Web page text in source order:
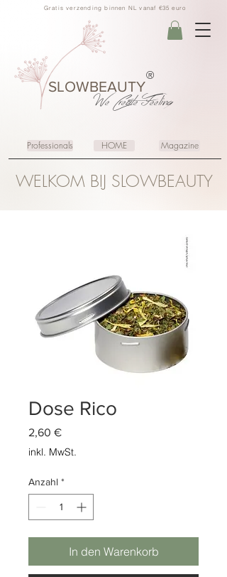
Gratis verzending binnen NL vanaf €35 euro
SLOWBEAUTY
We CreateFeeling
®
Professionals HOME Magazine
WELKOM BIJ SLOWBEAUTY
Dose Rico
2,60 €Preis
inkl. MwSt.
Anzahl *
In den Warenkorb